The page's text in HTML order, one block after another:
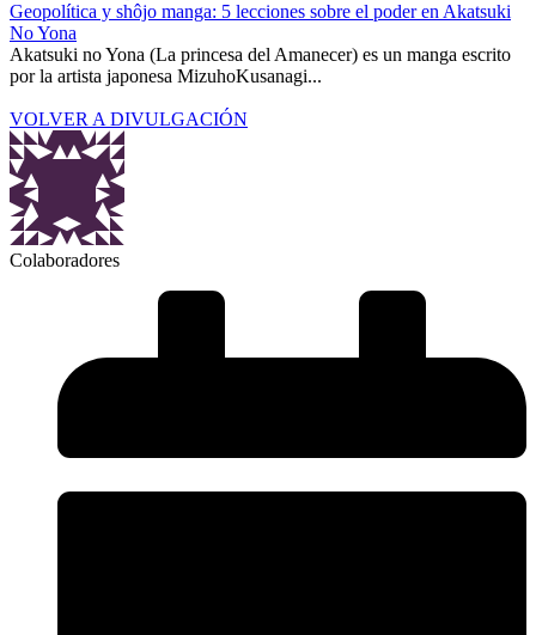
Geopolítica y shôjo manga: 5 lecciones sobre el poder en Akatsuki
No Yona
Akatsuki no Yona (La princesa del Amanecer) es un manga escrito
por la artista japonesa MizuhoKusanagi...
VOLVER A DIVULGACIÓN
Colaboradores